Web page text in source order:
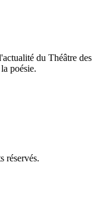
du Théâtre des
poésie.
réservés.